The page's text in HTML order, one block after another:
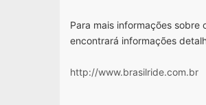
Para mais informações
encontrará informações
http://www.brasilride.com.br